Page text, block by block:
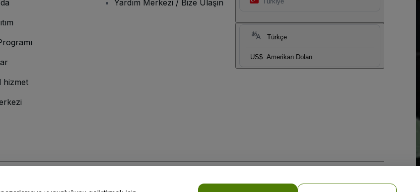
Türkçe
US$ Amerikan Doları
hizmet
Yardım Merkezi / Bize Ulaşın